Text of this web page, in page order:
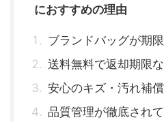
におすすめの理由
ブランドバッグが期
送料無料で返却期限
安心のキズ・汚れ補償
品質管理が徹底され